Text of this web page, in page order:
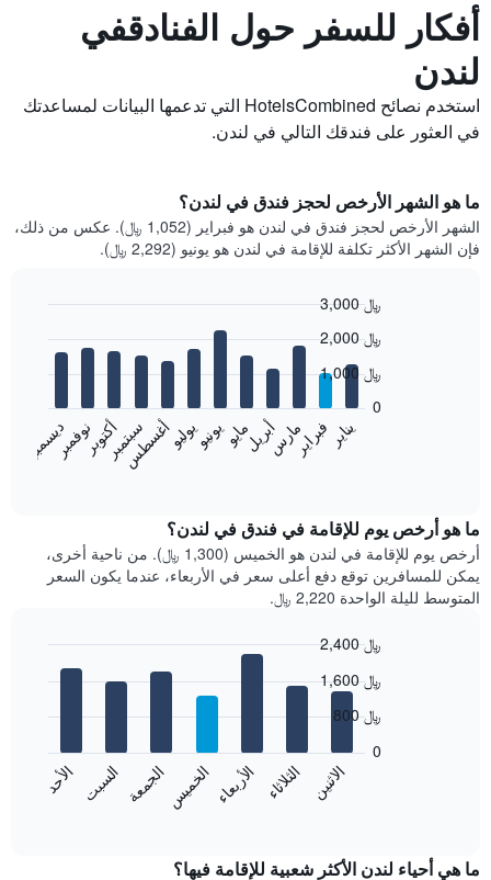
أفكار للسفر حول الفنادقفي
لندن
استخدم نصائح HotelsCombined التي تدعمها البيانات لمساعدتك
في العثور على فندقك التالي في لندن.
ما هو الشهر الأرخص لحجز فندق في لندن؟
الشهر الأرخص لحجز فندق في لندن هو فبراير (1,052 ﷼). عكس من ذلك،
فإن الشهر الأكثر تكلفة للإقامة في لندن هو يونيو (2,292 ﷼).
سعر
غرفة
كل
شهر
يتضمن
محور
ينايرفبرايرمارسأبريلمايويونيويوليوأغسطس
سبتمبرأكتوبرنوفمبر
ديسمبر
0
1,000 ﷼
2,000 ﷼
3,000 ﷼
ما هو أرخص يوم للإقامة في فندق في لندن؟
أرخص يوم للإقامة في لندن هو الخميس (1,300 ﷼). من ناحية أخرى،
يمكن للمسافرين توقع دفع أعلى سعر في الأربعاء، عندما يكون السعر
المتوسط لليلة الواحدة 2,220 ﷼.
سعر
الاثنين الثلاثاء الأربعاء الخميسالجمعة السبت الأحد
0
800 ﷼
1,600 ﷼
2,400 ﷼
ما هي أحياء لندن الأكثر شعبية للإقامة فيها؟